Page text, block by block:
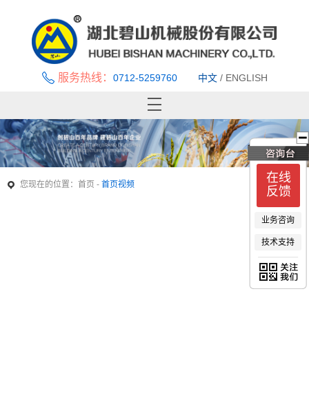
服务热线： 0712-5259760 中文/ ENGLISH
首页
关于碧山
新闻中心
您现在的位置： 首页 - 首页视频
在线
反馈
业务咨询
技术支持